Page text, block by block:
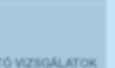
VIZSGÁLATOK